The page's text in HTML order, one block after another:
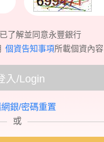
了解並同意永豐銀行
個資告知事項所載個資內容
入/Login
銀/密碼重置
或